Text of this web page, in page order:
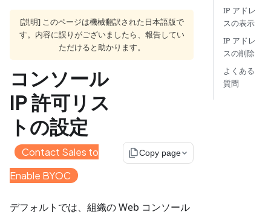
[説明] このページは機械翻訳された日本語版で
す。内容に誤りがございましたら、報告してい
ただけると助かります。
コンソール
IP 許可リス
トの設定
Contact Sales to
Enable BYOC
file_copyCopy page
デフォルトでは、組織の Web コンソール
IP アドレ
スの表示
IP アドレ
スの削除
よくある
質問